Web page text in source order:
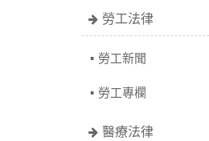
勞工法律
勞工新聞
勞工專欄
醫療法律